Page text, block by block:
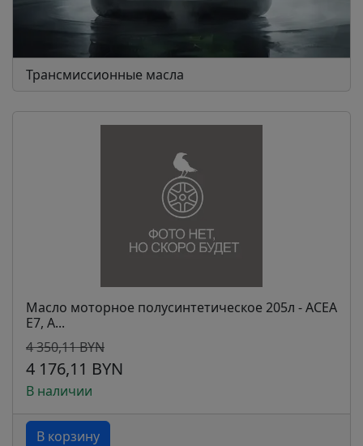
Трансмиссионные масла
Масло моторное полусинтетическое 205л - ACEA
E7, A...
4 350,11 BYN
4 176,11 BYN
В наличии
В корзину